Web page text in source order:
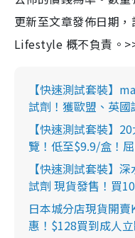
更新至文章發佈日期
Lifestyle 概不負責。
【快速測試套裝】
試劑！獲歐盟、英
【快速測試套裝】
覽！低至$9.9/盒！
【快速測試套裝】
試劑 現貨發售！買
日本城分店現貨開
惠！$128買到成人